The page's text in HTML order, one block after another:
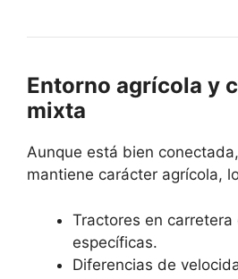
Entorno agrícola y
mixta
Aunque está bien
mantiene carácter agrícola,
Tractores en carretera
específicas.
Diferencias de